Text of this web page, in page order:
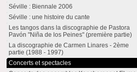
Séville : Biennale 2006
Séville : une histoire du cante
Les tangos dans la discographie de Pastora
Pavón "Niña de los Peines" (première partie)
La discographie de Carmen Linares - 2ème
partie (1988 - 1997)
Concerts et spectacles